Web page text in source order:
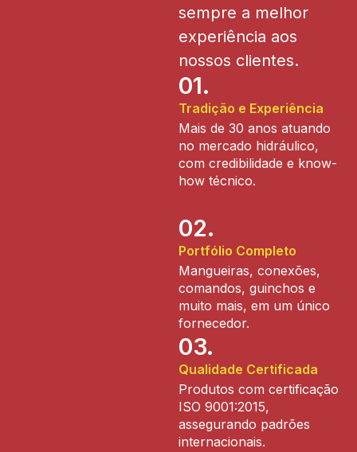
sempre a melhor
experiência aos
nossos clientes.
01.
Tradição e Experiência
Mais de 30 anos atuando
no mercado hidráulico,
com credibilidade e know-
how técnico.
02.
Portfólio Completo
Mangueiras, conexões,
comandos, guinchos e
muito mais, em um único
fornecedor.
03.
Qualidade Certificada
Produtos com certificação
ISO 9001:2015,
assegurando padrões
internacionais.